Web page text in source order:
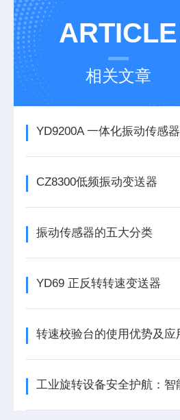
ARTICLE
相关文章
YD9200A 一体化振动传感器
CZ8300低频振动变送器
振动传感器的五大分类
YD69 正反转转速变送器